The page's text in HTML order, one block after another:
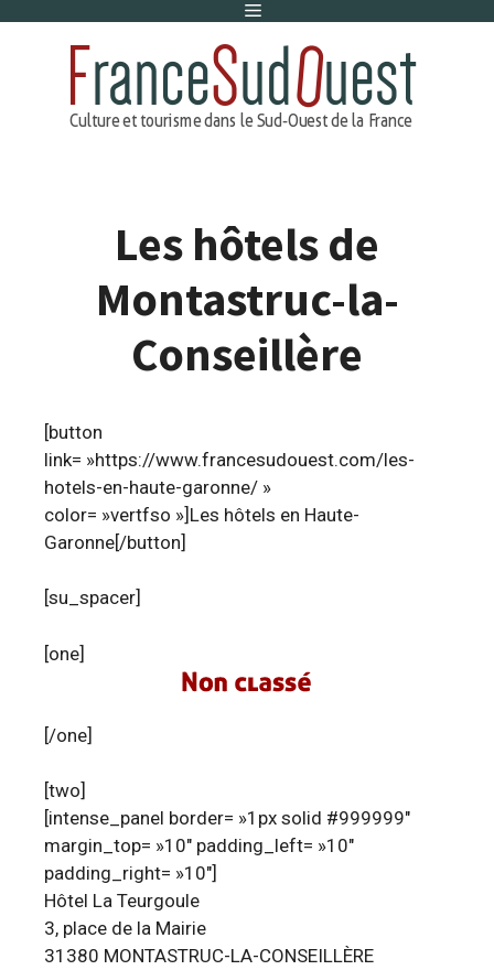
Menu
Les hôtels de
Montastruc-la-
Conseillère
[button
link= »https://www.francesudouest.com/les-
hotels-en-haute-garonne/ »
color= »vertfso »]Les hôtels en Haute-
Garonne[/button]
[su_spacer]
[one]
[/one]
[two]
[intense_panel border= »1px solid #999999″
margin_top= »10″ padding_left= »10″
padding_right= »10″]
Hôtel La Teurgoule
3, place de la Mairie
31380 MONTASTRUC-LA-CONSEILLÈRE